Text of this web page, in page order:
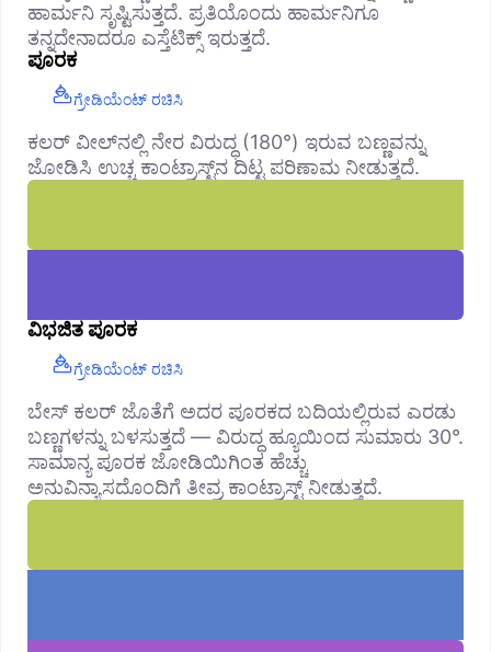
ಹಾರ್ಮನಿ ಸೃಷ್ಟಿಸುತ್ತದೆ. ಪ್ರತಿಯೊಂದು ಹಾರ್ಮನಿಗೂ
ತನ್ನದೇನಾದರೂ ಎಸ್ತೆಟಿಕ್ಸ್ ಇರುತ್ತದೆ.
ಪೂರಕ
ಗ್ರೇಡಿಯೆಂಟ್ ರಚಿಸಿ
ಕಲರ್ ವೀಲ್‌ನಲ್ಲಿ ನೇರ ವಿರುದ್ಧ (180°) ಇರುವ ಬಣ್ಣವನ್ನು
ಜೋಡಿಸಿ ಉಚ್ಚ ಕಾಂಟ್ರಾಸ್ಟ್‌ನ ದಿಟ್ಟ ಪರಿಣಾಮ ನೀಡುತ್ತದೆ.
ವಿಭಜಿತ ಪೂರಕ
ಗ್ರೇಡಿಯೆಂಟ್ ರಚಿಸಿ
ಬೇಸ್ ಕಲರ್ ಜೊತೆಗೆ ಅದರ ಪೂರಕದ ಬದಿಯಲ್ಲಿರುವ ಎರಡು
ಬಣ್ಣಗಳನ್ನು ಬಳಸುತ್ತದೆ — ವಿರುದ್ಧ ಹ್ಯೂಯಿಂದ ಸುಮಾರು 30°.
ಸಾಮಾನ್ಯ ಪೂರಕ ಜೋಡಿಯಿಗಿಂತ ಹೆಚ್ಚು
ಅನುವಿನ್ಯಾಸದೊಂದಿಗೆ ತೀವ್ರ ಕಾಂಟ್ರಾಸ್ಟ್ ನೀಡುತ್ತದೆ.